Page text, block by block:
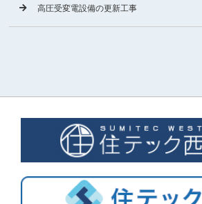
高圧受変電設備の更新工事